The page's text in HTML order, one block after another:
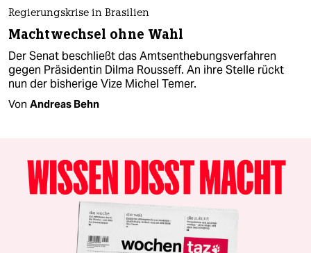
Regierungskrise in Brasilien
Machtwechsel ohne Wahl
Der Senat beschließt das Amtsenthebungsverfahren
gegen Präsidentin Dilma Rousseff. An ihre Stelle rückt
nun der bisherige Vize Michel Temer.
Von Andreas Behn